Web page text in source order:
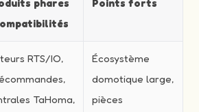
phares
Points forts
RTS/IO,
TaHoma,
Écosystème
domotique large,
pièces